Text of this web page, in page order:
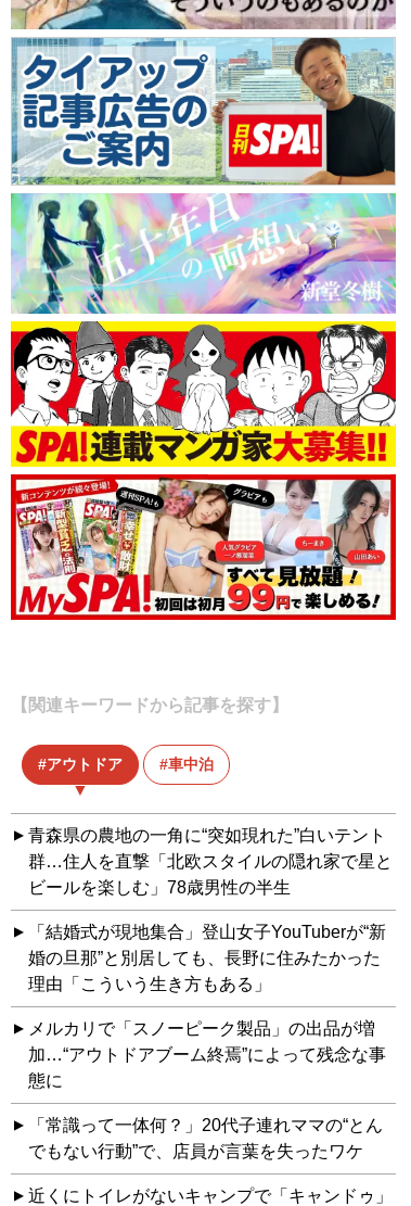
【関連キーワードから記事を探す】
アウトドア 車中泊
青森県の農地の一角に“突如現れた”白いテント
群…住人を直撃「北欧スタイルの隠れ家で星と
ビールを楽しむ」78歳男性の半生
「結婚式が現地集合」登山女子YouTuberが“新
婚の旦那”と別居しても、長野に住みたかった
理由「こういう生き方もある」
メルカリで「スノーピーク製品」の出品が増
加…“アウトドアブーム終焉”によって残念な事
態に
「常識って一体何？」20代子連れママの“とん
でもない行動”で、店員が言葉を失ったワケ
近くにトイレがないキャンプで「キャンドゥ」